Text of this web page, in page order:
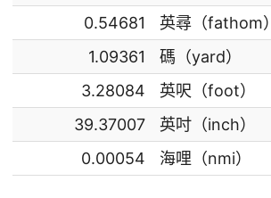
0.54681
英尋（fathom）
1.09361
碼（yard）
3.28084
英呎（foot）
39.37007
英吋（inch）
0.00054
海哩（nmi）